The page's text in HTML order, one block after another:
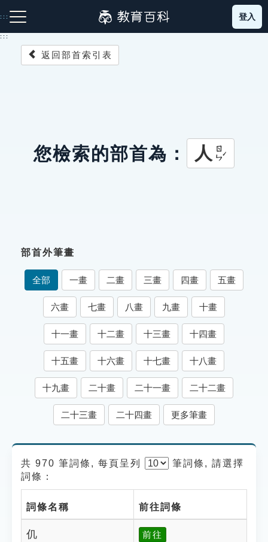
到
主
:::
成語故事
索引選單
知識索引
單字索引
生命大百科索引
遊戲專區
貓頭鷹博士
登入
:::
返回部首索引表
您檢索的部首為： 人 ㄖㄣˊ
部首外筆畫
全部 一畫 二畫 三畫 四畫 五畫
六畫 七畫 八畫 九畫 十畫
十一畫 十二畫 十三畫 十四畫
十五畫 十六畫 十七畫 十八畫
十九畫 二十畫 二十一畫 二十二畫
二十三畫 二十四畫 更多筆畫
共 970 筆詞條, 每頁呈列 筆詞條, 請選擇
詞條：
詞條名稱 前往詞條
仉 前往